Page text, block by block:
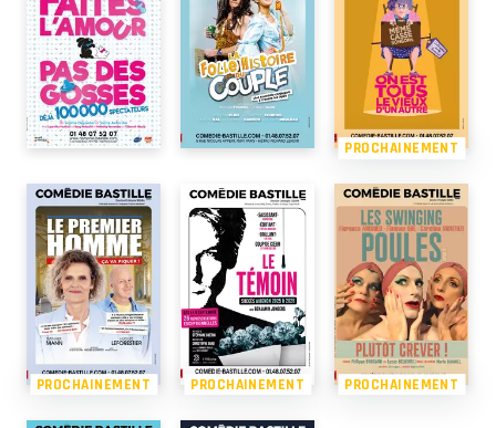
PROCHAINEMENT
PROCHAINEMENT PROCHAINEMENT PROCHAINEMENT